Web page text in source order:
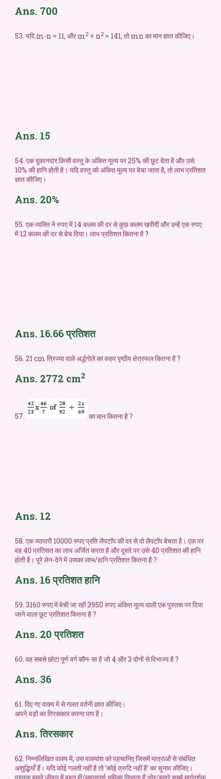
Ans. 700
53. यदि m-n = 11, और m2 + n2 = 141, तो mn का मान ज्ञात कीजिए।
Ans. 15
54. एक दुकानदार किसी वस्तु के अंकित मूल्य पर 25% की छूट देता है और उसे
10% की हानि होती है। यदि वस्तु को अंकित मूल्य पर बेचा जाता है, तो लाभ प्रतिशत
ज्ञात कीजिए।
Ans. 20%
55. एक व्यक्ति ने रुपए में 14 कलम की दर से कुछ कलम खरीदीं और उन्हें एक रुपए
में 12 कलम की दर से बेच दिया। लाभ प्रतिशत कितना है ?
Ans. 16.66 प्रतिशत
56. 21 cm त्रिज्या वाले अर्द्धगोले का वक्र पृष्ठीय क्षेत्रफल कितना है ?
Ans. 2772 cm2
57. का मान कितना है ?
Ans. 12
58. एक व्यापारी 10000 रुपए प्रति लैपटॉप की दर से दो लैपटॉप बेचता है। एक पर
वह 40 प्रतिशत का लाभ अर्जित करता है और दूसरे पर उसे 40 प्रतिशत की हानि
होती है। पूरे लेन-देने में उसका लाभ/हानि प्रतिशत कितना है ?
Ans. 16 प्रतिशत हानि
59. 3160 रुपए में बेची जा रही 3950 रुपए अंकित मूल्य वाली एक पुस्तक पर दिया
जाने वाला छूट प्रतिशत कितना है ?
Ans. 20 प्रतिशत
60. वह सबसे छोटा पूर्ण वर्ग कौन-सा है जो 4 और 3 दोनों से विभाज्य है ?
Ans. 36
61. दिए गए वाक्य में से गलत वर्तनी ज्ञात कीजिए।
अपने बड़ों का तिरसकार करना पाप है।
Ans. तिरसकार
62. निम्नलिखित वाक्य में, उस वाक्यांश को पहचानिए जिसमें मात्राओं से संबंधित
अशुद्धियाँ हैं। यदि कोई गलती नहीं है तो ‘कोई त्रुटि नहीं है‘ का चुनाव कीजिए।